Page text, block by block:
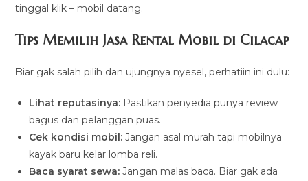
tinggal klik – mobil datang.
Tips Memilih Jasa Rental Mobil di Cilacap
Biar gak salah pilih dan ujungnya nyesel, perhatiin ini dulu:
Lihat reputasinya: Pastikan penyedia punya review
bagus dan pelanggan puas.
Cek kondisi mobil: Jangan asal murah tapi mobilnya
kayak baru kelar lomba reli.
Baca syarat sewa: Jangan malas baca. Biar gak ada